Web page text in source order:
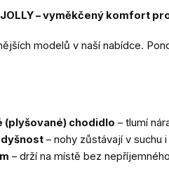
– vyměkčený komfort
modelů v naší nabídce.
(plyšované) chodidlo – tlumí
– nohy zůstávají v suchu
– drží na místě bez